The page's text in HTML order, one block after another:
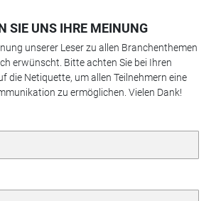
SIE UNS IHRE MEINUNG
unserer Leser zu allen Branchenthemen
erwünscht. Bitte achten Sie bei Ihren
die Netiquette, um allen Teilnehmern eine
zu ermöglichen. Vielen Dank!